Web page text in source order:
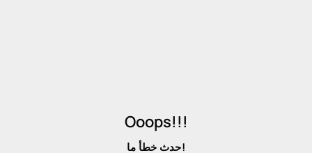
Ooops!!!
حدث خطأ ما!